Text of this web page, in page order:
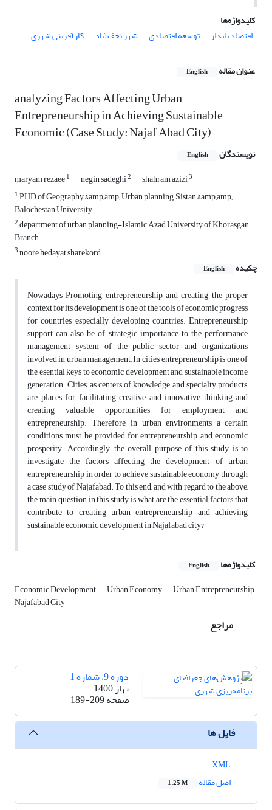
کلیدواژه‌ها
اقتصاد پایدار
توسعة اقتصادی شهر نجف‌آباد کارآفرینی شهری
عنوان مقاله English
analyzing Factors Affecting Urban
Entrepreneurship in Achieving Sustainable
Economic (Case Study: Najaf Abad City)
نویسندگان English
maryam rezaee1 negin sadeghi2 shahram azizi3
1PHD of Geography &amp;amp; Urban planning, Sistan &amp;amp;
Balochestan University
2department of urban planning-Islamic Azad University of Khorasgan
Branch
3noore hedayat sharekord
چکیده
English
Nowadays Promoting entrepreneurship and creating the proper
context for its development is one of the tools of economic progress
for countries, especially developing countries. Entrepreneurship
support can also be of strategic importance to the performance
management system of the public sector and organizations
involved in urban management.In cities, entrepreneurship is one of
the esential keys to economic development and sustainable income
generation. Cities, as centers of knowledge and specialty products,
are places for facilitating creative and innovative thinking and
creating valuable opportunities for employment and
entrepreneurship. Therefore, in urban environments a certain
conditions must be provided for entrepreneurship and economic
prosperity. Accordingly, the overall purpose of this study is to
investigate the factors affecting the development of urban
entrepreneurship in order to achieve sustainable economy through
a case study of Najafabad. To this end, and with regard to the above,
the main question in this study is what are the essential factors that
contribute to creating urban entrepreneurship and achieving
sustainable economic development in Najafabad city?
کلیدواژه‌ها English
Economic Development Urban Economy Urban Entrepreneurship
Najafabad City
مراجع
دوره 9، شماره 1
بهار 1400
صفحه189-209
فایل ها
اصل مقاله
1.25 M